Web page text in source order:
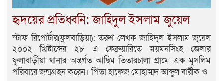
হৃদয়ের প্রতিধ্বনি: জাহিদুল ইসলাম জুয়েল
স্টাফ রিপোর্টার(ফুলবাড়িয়া): তরুণ লেখক জাহিদুল ইসলাম জুয়েল
২০০২ খ্রিষ্টাব্দের ২৮ এ ফেব্রুয়ারিতে ময়মনসিংহ জেলার
ফুলাবাড়ীয়া থানার অন্তর্গত আছিম তিতারচালা গ্রামে এক মুসলিম
পরিবারে জন্মগ্রহন করেন। পিতা হাফেজ মোহাম্মদ আব্দুল বারীক ও